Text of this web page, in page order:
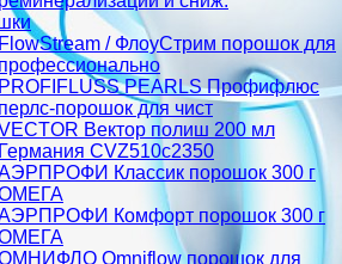
FlowStream / ФлоуСтрим порошок для
профессионально
PROFIFLUSS PEARLS Профифлюс
перлс-порошок для чист
Вектор полиш 200 мл
Германия CVZ510с2350
Классик порошок 300 г
Комфорт порошок 300 г
Omniflow порошок для